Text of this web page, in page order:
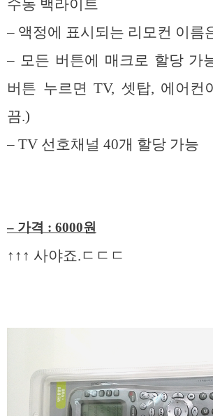
수동 백라이트
– 액정에 표시되는 리모컨 이름
– 모든 버튼에 매크로 할당 가
버튼 누르면 TV, 셋탑, 에어컨
끔.)
– TV 선호채널 40개 할당 가능
– 가격 : 6000원
↑↑↑ 사야죠.ㄷㄷㄷ